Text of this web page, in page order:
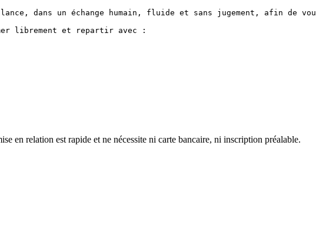
dans un échange humain, fluide et sans jugement, afin de
librement et repartir avec :
en relation est rapide et ne nécessite ni carte bancaire, ni inscription préalable.